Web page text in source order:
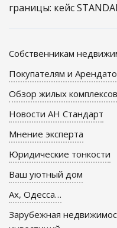
границы: кейс
Собственникам
Покупателям и
Обзор жилых
Новости АН Стандарт
Мнение эксперта
Юридические тонкости
Ваш уютный дом
Ах, Одесса…
Зарубежная